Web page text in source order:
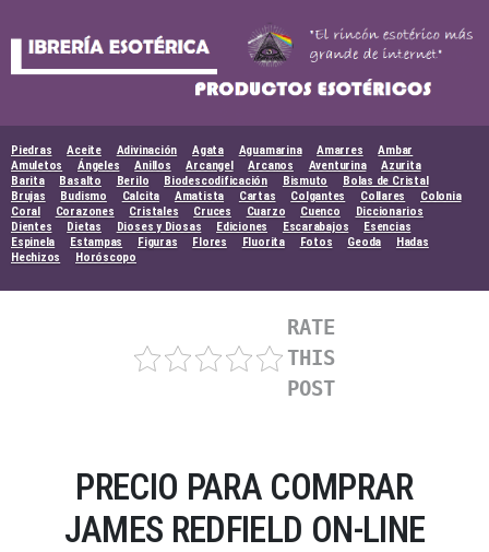
Piedras Aceite Adivinación Agata Aguamarina Amarres
Ambar
Amuletos
Ángeles Anillos Arcangel Arcanos Aventurina
Azurita
Barita
Basalto Berilo Biodescodificación Bismuto
Bolas de Cristal
Brujas
Budismo Calcita Amatista Cartas Colgantes Collares
Colonia
Coral
Corazones Cristales Cruces Cuarzo Cuenco
Diccionarios
Dientes
Dietas Dioses y Diosas Ediciones Escarabajos
Esencias
Espinela
Estampas Figuras Flores Fluorita Fotos Geoda
Hadas
Hechizos
Horóscopo
RATE
THIS
POST
PRECIO PARA COMPRAR
JAMES REDFIELD ON-LINE